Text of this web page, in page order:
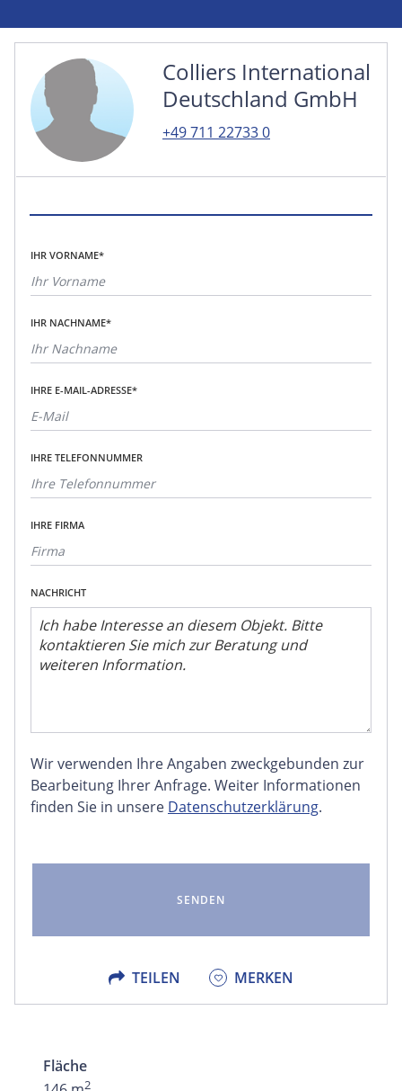
Colliers International
Deutschland GmbH
+49 711 22733 0
IHR VORNAME*
IHR NACHNAME*
IHRE E-MAIL-ADRESSE*
IHRE TELEFONNUMMER
IHRE FIRMA
NACHRICHT
Wir verwenden Ihre Angaben zweckgebunden zur
Bearbeitung Ihrer Anfrage. Weiter Informationen
finden Sie in unsere Datenschutzerklärung.
TEILEN
FACEBOOK
X
MERKEN
Fläche
2